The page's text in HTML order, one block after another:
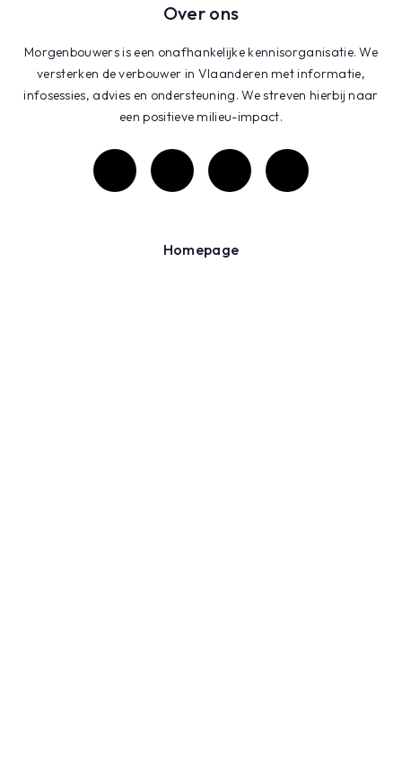
Over ons
Morgenbouwers is een onafhankelijke kennisorganisatie. We
versterken de verbouwer in Vlaanderen met informatie,
infosessies, advies en ondersteuning. We streven hierbij naar
een positieve milieu-impact.
Homepage